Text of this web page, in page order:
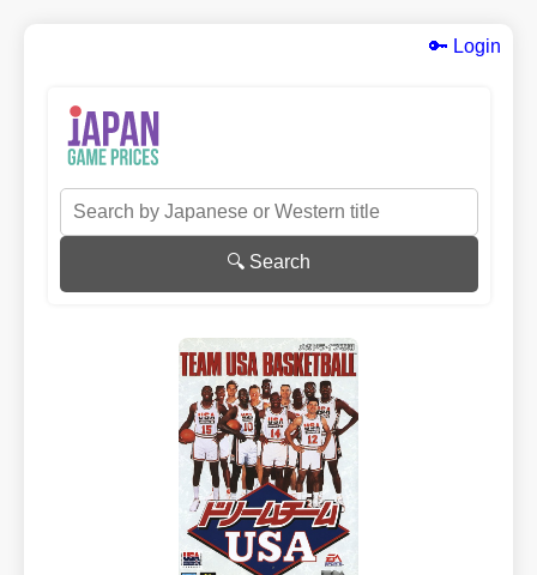
🔑 Login
🔍 Search